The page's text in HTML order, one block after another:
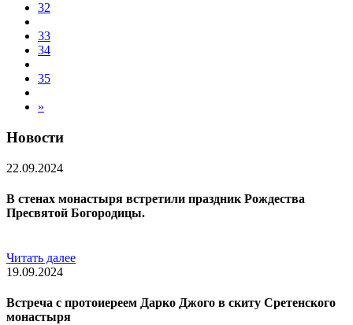
32
33
34
35
»
Новости
22.09.2024
В стенах монастыря встретили праздник Рождества
Пресвятой Богородицы.
Читать далее
19.09.2024
Встреча с протоиереем Дарко Джого в скиту Сретенского
монастыря